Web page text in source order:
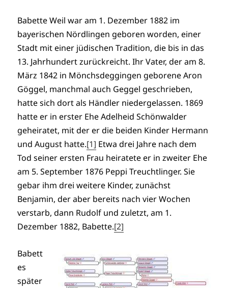
Babette Weil war am 1. Dezember 1882 im
bayerischen Nördlingen geboren worden, einer
Stadt mit einer jüdischen Tradition, die bis in das
13. Jahrhundert zurückreicht. Ihr Vater, der am 8.
März 1842 in Mönchsdeggingen geborene Aron
Göggel, manchmal auch Geggel geschrieben,
hatte sich dort als Händler niedergelassen. 1869
hatte er in erster Ehe Adelheid Schönwalder
geheiratet, mit der er die beiden Kinder Hermann
und August hatte.[1] Etwa drei Jahre nach dem
Tod seiner ersten Frau heiratete er in zweiter Ehe
am 5. September 1876 Peppi Treuchtlinger. Sie
gebar ihm drei weitere Kinder, zunächst
Benjamin, der aber bereits nach vier Wochen
verstarb, dann Rudolf und zuletzt, am 1.
Dezember 1882, Babette.[2]
Babett
es
später